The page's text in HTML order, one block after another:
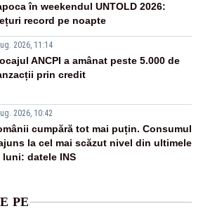
în weekendul UNTOLD 2026:
record pe noapte
2026, 11:14
ANCPI a amânat peste 5.000 de
prin credit
2026, 10:42
cumpără tot mai puțin. Consumul
la cel mai scăzut nivel din ultimele
luni: datele INS
PE